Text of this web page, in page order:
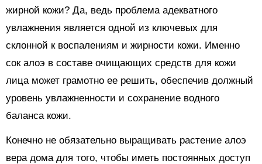
жирной кожи? Да, ведь проблема адекватного
увлажнения является одной из ключевых для
склонной к воспалениям и жирности кожи. Именно
сок алоэ в составе очищающих средств для кожи
лица может грамотно ее решить, обеспечив должный
уровень увлажненности и сохранение водного
баланса кожи.
Конечно не обязательно выращивать растение алоэ
вера дома для того, чтобы иметь постоянных доступ